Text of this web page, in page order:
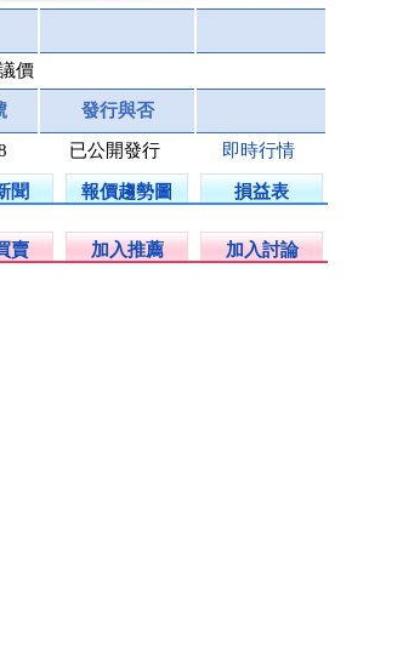
價
發行與否
已公開發行 即時行情
聞 報價趨勢圖 損益表
賣 加入推薦 加入討論